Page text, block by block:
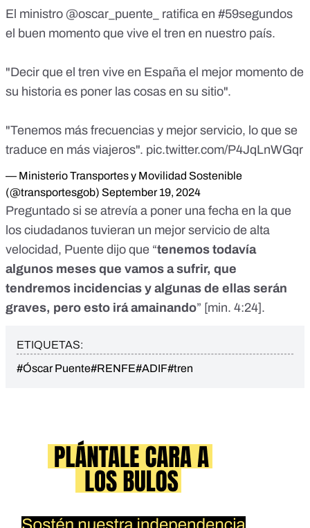
El ministro @oscar_puente_ ratifica en #59segundos
el buen momento que vive el tren en nuestro país.
"Decir que el tren vive en España el mejor momento de
su historia es poner las cosas en su sitio".
"Tenemos más frecuencias y mejor servicio, lo que se
traduce en más viajeros". pic.twitter.com/P4JqLnWGqr
— Ministerio Transportes y Movilidad Sostenible
(@transportesgob) September 19, 2024
Preguntado si se atrevía a poner una fecha en la que
los ciudadanos tuvieran un mejor servicio de alta
velocidad, Puente dijo que “tenemos todavía
algunos meses que vamos a sufrir, que
tendremos incidencias y algunas de ellas serán
graves, pero esto irá amainando” [min. 4:24].
ETIQUETAS:
#Óscar Puente#RENFE#ADIF#tren